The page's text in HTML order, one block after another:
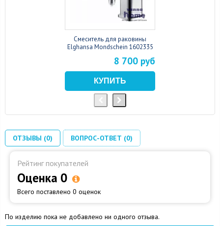
Смеситель для раковины
Elghansa Mondschein 1602335
8 700 руб
ОТЗЫВЫ (0) ВОПРОС-ОТВЕТ (0)
Рейтинг покупателей
Оценка 0
Всего поставлено 0 оценок
По изделию пока не добавлено ни одного отзыва.